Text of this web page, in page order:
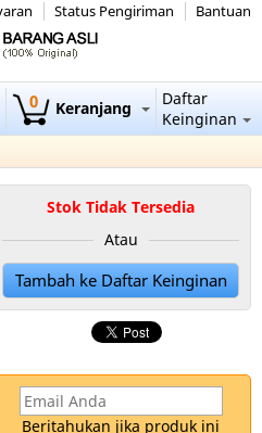
Status Pengiriman Bantuan
Daftar
Keinginan
0 Keranjang
Stok Tidak Tersedia
Atau
Tambah ke Daftar Keinginan
Beritahukan jika produk ini